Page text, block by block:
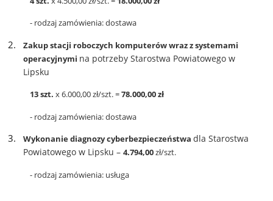
- rodzaj zamówienia: dostawa
Zakup stacji roboczych komputerów wraz z systemami
operacyjnymi na potrzeby Starostwa Powiatowego w
Lipsku
13 szt. x 6.000,00 zł/szt. =78.000,00 zł
- rodzaj zamówienia: dostawa
Wykonanie diagnozy cyberbezpieczeństwa dla Starostwa
Powiatowego w Lipsku – 4.794,00zł/szt.
- rodzaj zamówienia: usługa